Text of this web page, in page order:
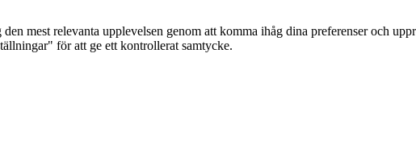
mest relevanta upplevelsen genom att komma ihåg dina preferenser och
för att ge ett kontrollerat samtycke.